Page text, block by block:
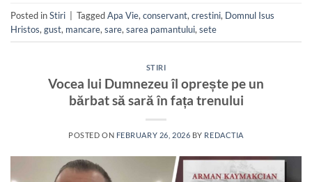
Posted inStiri TaggedApa Vie, conservant, crestini, Domnul Isus
Hristos, gust, mancare, sare, sarea pamantului, sete
STIRI
Vocea lui Dumnezeu îl oprește pe un
bărbat să sară în fața trenului
POSTED ON FEBRUARY 26, 2026 BY REDACTIA